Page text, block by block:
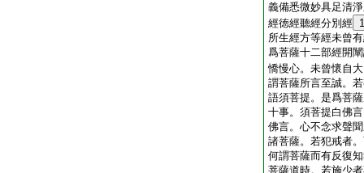
義備悉微妙具足清
經徳經聽經分別經
所生經方等經未曾
爲菩薩十二部經開
憍慢心。未曾懷自
謂菩薩所言至誠。
語須菩提。是爲菩
十事。須菩提白佛
佛言。心不念求聲
諸菩薩。若犯戒者
何謂菩薩而有反復
菩薩道時。若施少